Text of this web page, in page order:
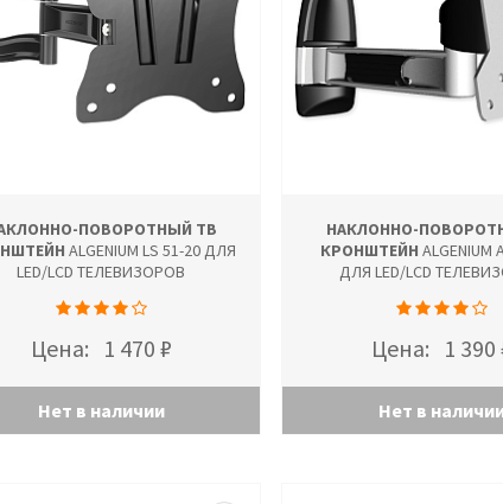
ПОВОРОТНЫЙ ТВ
ALGENIUM LS 51-20 ДЛЯ
LED/LCD ТЕЛЕВИЗОРОВ
Цена: 1 470 ₽
Нет в наличии
НАКЛОННО-
КРОНШТЕЙН ALGENIUM
ДЛЯ LED/LCD
Цена: 1 390
Нет в